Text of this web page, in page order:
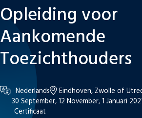
Opleiding voor
Aankomende
Toezichthouders
Nederlands Eindhoven, Zwolle of
30 September, 12 November, 1 Januari
Certificaat